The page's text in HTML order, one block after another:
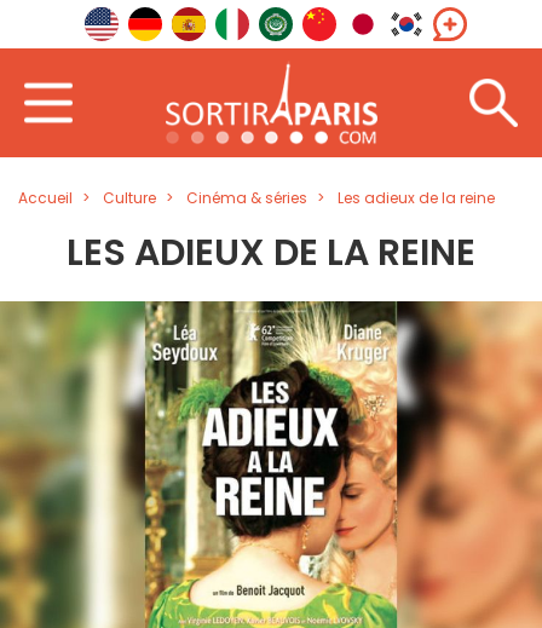
Accueil Culture Cinéma & séries Les adieux de la reine
LES ADIEUX DE LA REINE